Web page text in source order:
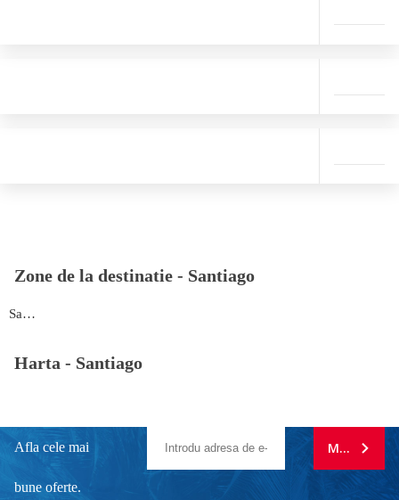
Zone de la destinatie - Santiago
Santiago
Harta - Santiago
Afla cele mai
bune oferte.
MA